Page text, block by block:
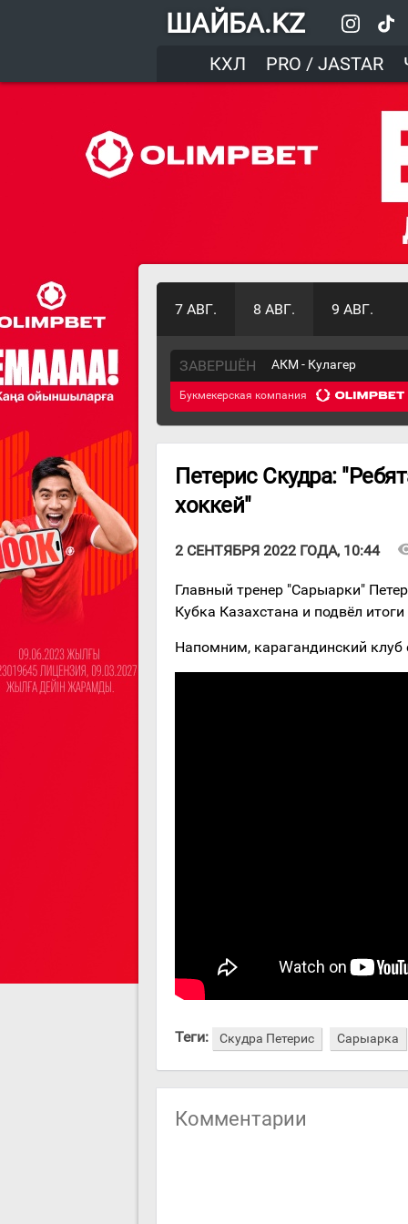
ШАЙБА.KZ
КХЛ
PRO / JASTAR
7 АВГ. 8 АВГ. 9 АВГ.
ЗАВЕРШЁН АКМ - Кулагер
Букмекерская компания
Петерис Скудра:
хоккей"
2 СЕНТЯБРЯ 2022 ГОДА, 10:44
Главный тренер "Сарыарки"
Кубка Казахстана и подвёл итоги
Напомним, карагандинский
Теги: Скудра Петерис Сарыарка
Комментарии